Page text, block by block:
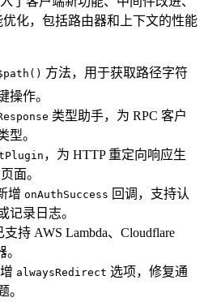
化，包括路由器和上下文的性能
方法，用于获取路径字符
操作。
类型助手，为 RPC 客户
型。
，为 HTTP 重定向响应生
面。
增 onAuthSuccess 回调，支持认
记录日志。
支持 AWS Lambda、Cloudflare
alwaysRedirect 选项，修复通
。